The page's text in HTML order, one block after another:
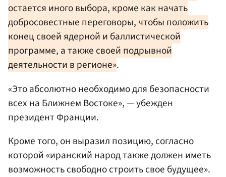
остается иного выбора, кроме как начать
добросовестные переговоры, чтобы положить
конец своей ядерной и баллистической
программе, а также своей подрывной
деятельности в регионе».
«Это абсолютно необходимо для безопасности
всех на Ближнем Востоке», — убежден
президент Франции.
Кроме того, он выразил позицию, согласно
которой «иранский народ также должен иметь
возможность свободно строить свое будущее».